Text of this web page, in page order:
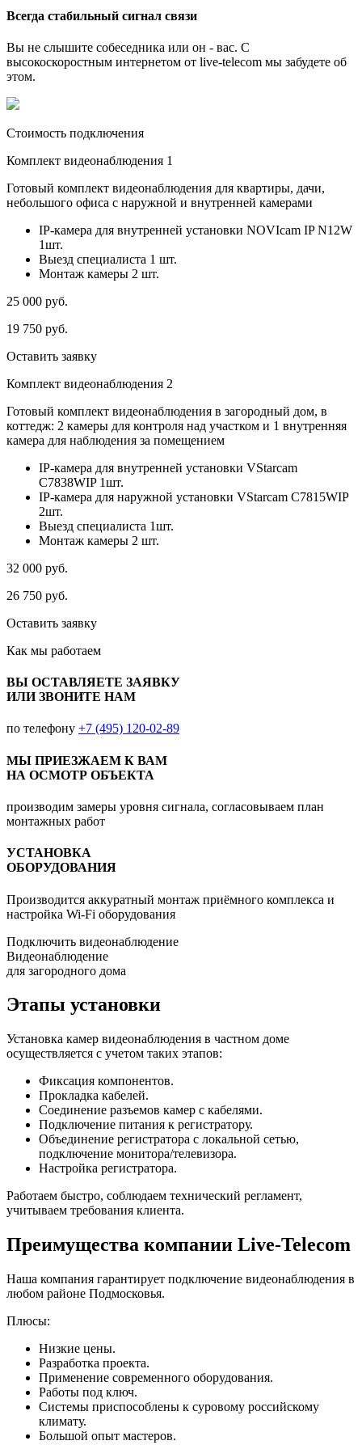
Всегда стабильный сигнал связи
Вы не слышите собеседника или он - вас. С
высокоскоростным интернетом от live-telecom мы забудете об
этом.
Стоимость подключения
Комплект видеонаблюдения 1
Готовый комплект видеонаблюдения для квартиры, дачи,
небольшого офиса с наружной и внутренней камерами
IP-камера для внутренней установки NOVIcam IP N12W
1шт.
Выезд специалиста 1 шт.
Монтаж камеры 2 шт.
25 000 руб.
19 750 руб.
Оставить заявку
Комплект видеонаблюдения 2
Готовый комплект видеонаблюдения в загородный дом, в
коттедж: 2 камеры для контроля над участком и 1 внутренняя
камера для наблюдения за помещением
IP-камера для внутренней установки VStarcam
C7838WIP 1шт.
IP-камера для наружной установки VStarcam C7815WIP
2шт.
Выезд специалиста 1шт.
Монтаж камеры 2 шт.
32 000 руб.
26 750 руб.
Оставить заявку
Как мы работаем
ВЫ ОСТАВЛЯЕТЕ ЗАЯВКУ
ИЛИ ЗВОНИТЕ НАМ
по телефону +7 (495) 120-02-89
МЫ ПРИЕЗЖАЕМ К ВАМ
НА ОСМОТР ОБЪЕКТА
производим замеры уровня сигнала, согласовываем план
монтажных работ
УСТАНОВКА
ОБОРУДОВАНИЯ
Производится аккуратный монтаж приёмного комплекса и
настройка Wi-Fi оборудования
Подключить видеонаблюдение
Видеонаблюдение
для загородного дома
Этапы установки
Установка камер видеонаблюдения в частном доме
осуществляется с учетом таких этапов:
Фиксация компонентов.
Прокладка кабелей.
Соединение разъемов камер с кабелями.
Подключение питания к регистратору.
Объединение регистратора с локальной сетью,
подключение монитора/телевизора.
Настройка регистратора.
Работаем быстро, соблюдаем технический регламент,
учитываем требования клиента.
Преимущества компании Live-Telecom
Наша компания гарантирует подключение видеонаблюдения в
любом районе Подмосковья.
Плюсы:
Низкие цены.
Разработка проекта.
Применение современного оборудования.
Работы под ключ.
Системы приспособлены к суровому российскому
климату.
Большой опыт мастеров.